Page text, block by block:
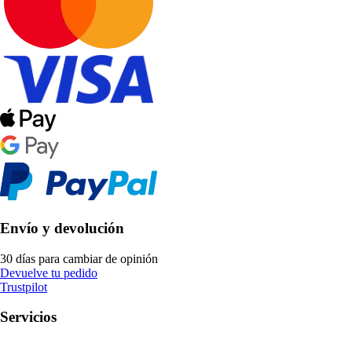
Envío y devolución
30 días para cambiar de opinión
Devuelve tu pedido
Trustpilot
Servicios